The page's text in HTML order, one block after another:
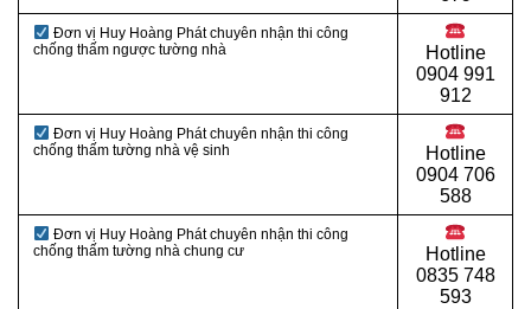
Đơn vị Huy Hoàng Phát chuyên nhận thi công
chống thấm ngược tường nhà
Hotline
0904 991
912
Đơn vị Huy Hoàng Phát chuyên nhận thi công
chống thấm tường nhà vệ sinh
Hotline
0904 706
588
Đơn vị Huy Hoàng Phát chuyên nhận thi công
chống thấm tường nhà chung cư
Hotline
0835 748
593